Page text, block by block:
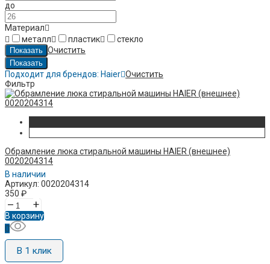
до
Материал
металл
пластик
стекло
Очистить
Подходит для брендов: Haier Очистить
Фильтр
Обрамление люка стиральной машины HAIER (внешнее)
0020204314
В наличии
Артикул: 0020204314
350 ₽
– +
В корзину
В 1 клик